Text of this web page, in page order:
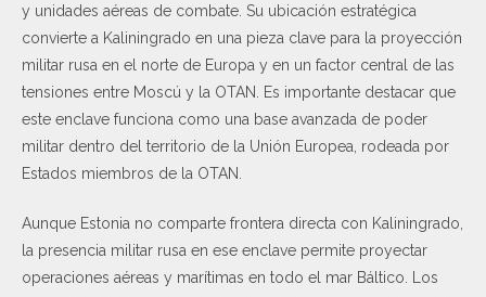
y unidades aéreas de combate. Su ubicación estratégica
convierte a Kaliningrado en una pieza clave para la proyección
militar rusa en el norte de Europa y en un factor central de las
tensiones entre Moscú y la OTAN. Es importante destacar que
este enclave funciona como una base avanzada de poder
militar dentro del territorio de la Unión Europea, rodeada por
Estados miembros de la OTAN.
Aunque Estonia no comparte frontera directa con Kaliningrado,
la presencia militar rusa en ese enclave permite proyectar
operaciones aéreas y marítimas en todo el mar Báltico. Los